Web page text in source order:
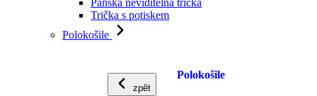
Pánská neviditelná trička
Trička s potiskem
Polokošile
zpět
Polokošile